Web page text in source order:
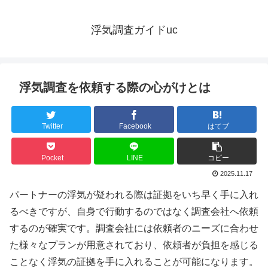
浮気調査ガイドuc
浮気調査を依頼する際の心がけとは
Twitter Facebook はてブ
Pocket LINE コピー
2025.11.17
パートナーの浮気が疑われる際は証拠をいち早く手に入れ
るべきですが、自身で行動するのではなく調査会社へ依頼
するのが確実です。調査会社には依頼者のニーズに合わせ
た様々なプランが用意されており、依頼者が負担を感じる
ことなく浮気の証拠を手に入れることが可能になります。